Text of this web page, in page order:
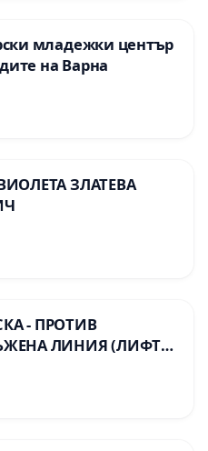
младежки център
на Варна
ЗЛАТЕВА
- ПРОТИВ
ЛИНИЯ (ЛИФТ)
НА